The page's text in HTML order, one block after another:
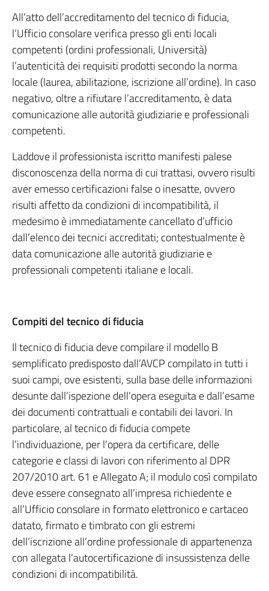
All’atto dell’accreditamento del tecnico di fiducia,
l’Ufficio consolare verifica presso gli enti locali
competenti (ordini professionali, Università)
l’autenticità dei requisiti prodotti secondo la norma
locale (laurea, abilitazione, iscrizione all’ordine). In caso
negativo, oltre a rifiutare l’accreditamento, è data
comunicazione alle autorità giudiziarie e professionali
competenti.
Laddove il professionista iscritto manifesti palese
disconoscenza della norma di cui trattasi, ovvero risulti
aver emesso certificazioni false o inesatte, ovvero
risulti affetto da condizioni di incompatibilità, il
medesimo è immediatamente cancellato d’ufficio
dall’elenco dei tecnici accreditati; contestualmente è
data comunicazione alle autorità giudiziarie e
professionali competenti italiane e locali.
Compiti del tecnico di fiducia
Il tecnico di fiducia deve compilare il modello B
semplificato predisposto dall’AVCP compilato in tutti i
suoi campi, ove esistenti, sulla base delle informazioni
desunte dall’ispezione dell’opera eseguita e dall’esame
dei documenti contrattuali e contabili dei lavori. In
particolare, al tecnico di fiducia compete
l’individuazione, per l’opera da certificare, delle
categorie e classi di lavori con riferimento al DPR
207/2010 art. 61 e Allegato A; il modulo così compilato
deve essere consegnato all’impresa richiedente e
all’Ufficio consolare in formato elettronico e cartaceo
datato, firmato e timbrato con gli estremi
dell’iscrizione all’ordine professionale di appartenenza
con allegata l’autocertificazione di insussistenza delle
condizioni di incompatibilità.